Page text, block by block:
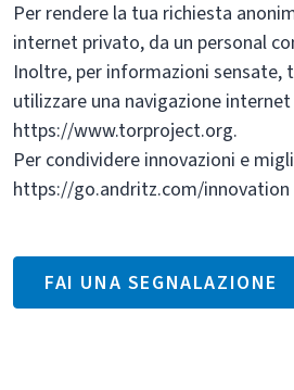
Per rendere la tua richiesta
internet privato, da un personal
Inoltre, per informazioni sensate,
utilizzare una navigazione
https://www.torproject.org.
Per condividere innovazioni e
https://go.andritz.com/innovation
FAI UNA SEGNALAZIONE